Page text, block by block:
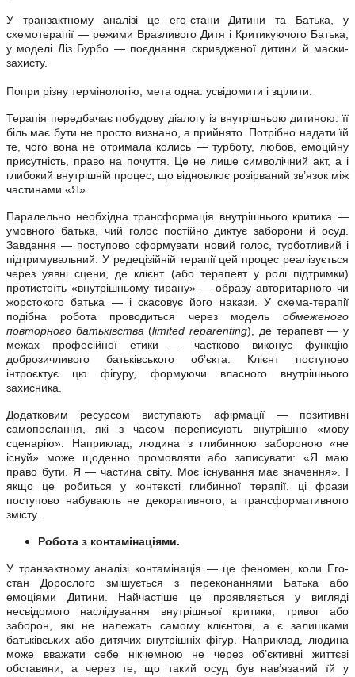
У транзактному аналізі це его-стани Дитини та Батька, у
схемотерапії — режими Вразливого Дитя і Критикуючого Батька,
у моделі Ліз Бурбо — поєднання скривдженої дитини й маски-
захисту.
Попри різну термінологію, мета одна: усвідомити і зцілити.
Терапія передбачає побудову діалогу із внутрішньою дитиною: її
біль має бути не просто визнано, а прийнято. Потрібно надати їй
те, чого вона не отримала колись — турботу, любов, емоційну
присутність, право на почуття. Це не лише символічний акт, а і
глибокий внутрішній процес, що відновлює розірваний зв’язок між
частинами «Я».
Паралельно необхідна трансформація внутрішнього критика —
умовного батька, чий голос постійно диктує заборони й осуд.
Завдання — поступово сформувати новий голос, турботливий і
підтримувальний. У редецізійній терапії цей процес реалізується
через уявні сцени, де клієнт (або терапевт у ролі підтримки)
протистоїть «внутрішньому тирану» — образу авторитарного чи
жорстокого батька — і скасовує його накази. У схема-терапії
подібна робота проводиться через модель обмеженого
повторного батьківства (limited reparenting), де терапевт — у
межах професійної етики — частково виконує функцію
доброзичливого батьківського об’єкта. Клієнт поступово
інтроєктує цю фігуру, формуючи власного внутрішнього
захисника.
Додатковим ресурсом виступають афірмації — позитивні
самопослання, які з часом переписують внутрішню «мову
сценарію». Наприклад, людина з глибинною забороною «не
існуй» може щоденно промовляти або записувати: «Я маю
право бути. Я — частина світу. Моє існування має значення». І
якщо це робиться у контексті глибинної терапії, ці фрази
поступово набувають не декоративного, а трансформативного
змісту.
Робота з контамінаціями.
У транзактному аналізі контамінація — це феномен, коли Его-
стан Дорослого змішується з переконаннями Батька або
емоціями Дитини. Найчастіше це проявляється у вигляді
несвідомого наслідування внутрішньої критики, тривог або
заборон, які не належать самому клієнтові, а є залишками
батьківських або дитячих внутрішніх фігур. Наприклад, людина
може вважати себе нікчемною не через об’єктивні життєві
обставини, а через те, що такий осуд був нав’язаний їй у